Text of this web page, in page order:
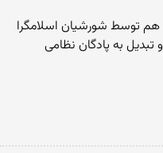
توسط شورشیان اسلامگرا
به پادگان نظامی